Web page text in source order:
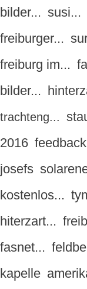
bilder... susi...
freiburger...
freiburg im...
bilder...
trachteng...
2016
josefs
kostenlos...
hiterzart...
fasnet...
kapelle